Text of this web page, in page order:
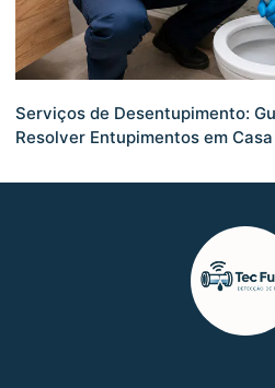
Serviços de Desentupimento:
Resolver Entupimentos em Casa